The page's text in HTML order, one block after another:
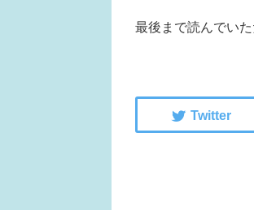
最後まで読んでい